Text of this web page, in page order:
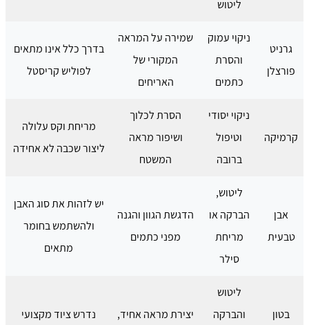
ליטוש
גרניט
פורצלן
ניקוי עמוק
והסרת
כתמים
שמירה על המראה
המקורי של
האריחים
בדרך כלל אינו מתאים
לפוליש קריסטל
קרמיקה
ניקוי יסודי
וטיפול
ברובה
הסרת לכלוך
ושיפור מראה
המשטח
מריחת וקס עלולה
ליצור שכבה לא אחידה
אבן
טבעית
ליטוש,
הברקה או
מריחת
סילר
הדגשת הגוון והגנה
מפני כתמים
יש לזהות את סוג האבן
ולהשתמש בחומר
מתאים
בטון
ליטוש
והברקה
יצירת מראה אחיד, נדרש ציוד מקצועי